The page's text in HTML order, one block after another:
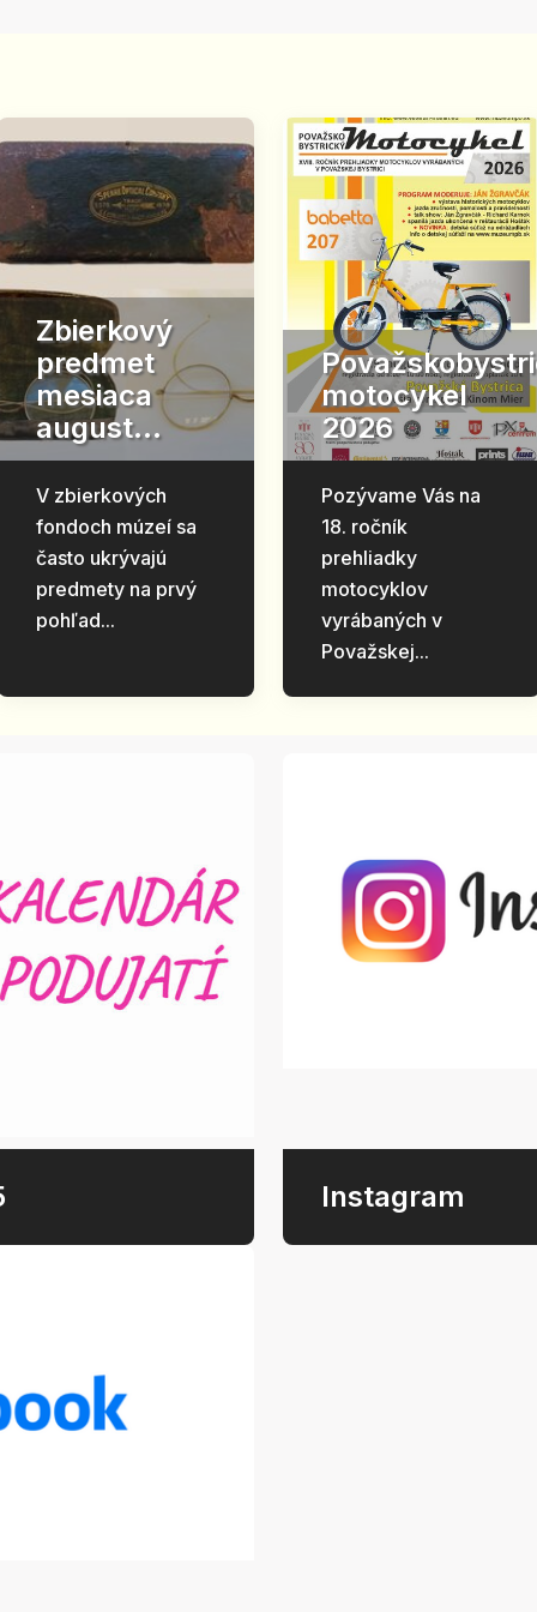
Zbierkový
predmet
mesiaca
august...
V zbierkových
fondoch múzeí sa
často ukrývajú
predmety na prvý
pohľad...
motocykel
2026
Pozývame Vás na
18. ročník
prehliadky
motocyklov
vyrábaných v
Považskej...
Instagram